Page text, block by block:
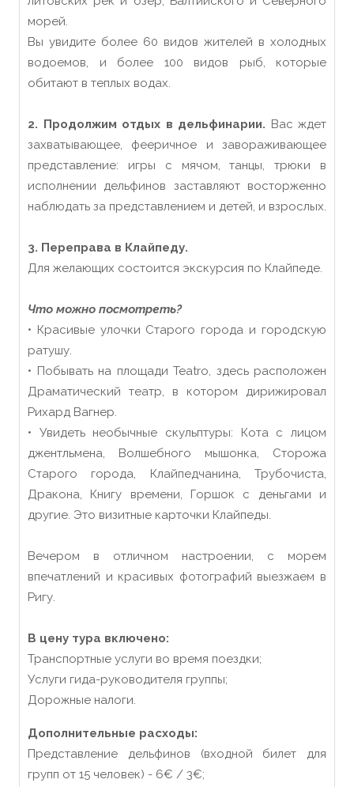
морей.
Вы увидите более 60 видов жителей в холодных
водоемов, и более 100 видов рыб, которые
обитают в теплых водах.
2. Продолжим отдых в дельфинарии. Вас ждет
захватывающее, фееричное и завораживающее
представление: игры с мячом, танцы, трюки в
исполнении дельфинов заставляют восторженно
наблюдать за представлением и детей, и взрослых.
3. Переправа в Клайпеду.
Для желающих состоится экскурсия по Клайпеде.
Что можно посмотреть?
• Красивые улочки Старого города и городскую
ратушу.
• Побывать на площади Teatro, здесь расположен
Драматический театр, в котором дирижировал
Рихард Вагнер.
• Увидеть необычные скульптуры: Кота с лицом
джентльмена, Волшебного мышонка, Сторожа
Старого города, Клайпедчанина, Трубочиста,
Дракона, Книгу времени, Горшок с деньгами и
другие. Это визитные карточки Клайпеды.
Вечером в отличном настроении, с морем
впечатлений и красивых фотографий выезжаем в
Ригу.
В цену тура включено:
Транспортные услуги во время поездки;
Услуги гида-руководителя группы;
Дорожные налоги.
Дополнительные расходы:
Представление дельфинов (входной билет для
групп от 15 человек) - 6€ / 3€;